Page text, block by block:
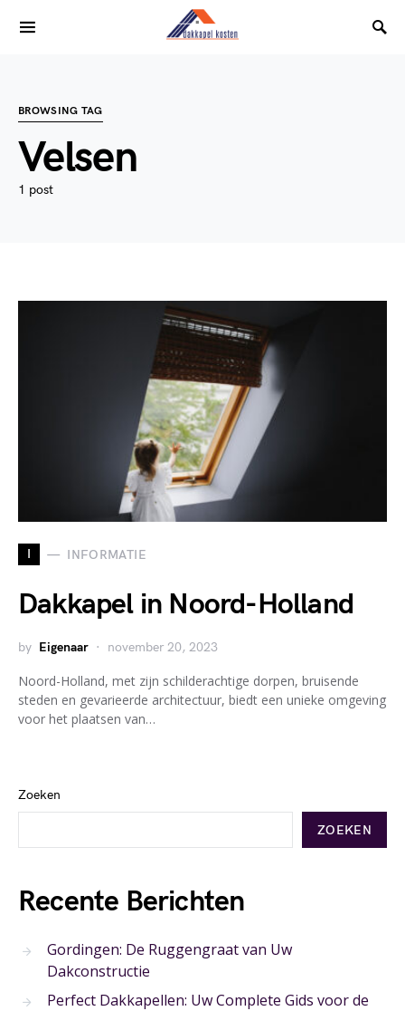
BROWSING TAG
Velsen
1 post
I INFORMATIE
Dakkapel in Noord-Holland
by Eigenaar november 20, 2023
Noord-Holland, met zijn schilderachtige dorpen, bruisende
steden en gevarieerde architectuur, biedt een unieke omgeving
voor het plaatsen van…
Zoeken
ZOEKEN
Recente Berichten
Gordingen: De Ruggengraat van Uw
Dakconstructie
Perfect Dakkapellen: Uw Complete Gids voor de